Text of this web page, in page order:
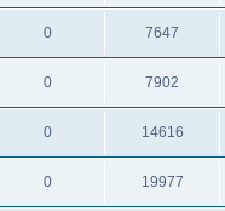
0 7647
0 7902
0 14616
0 19977